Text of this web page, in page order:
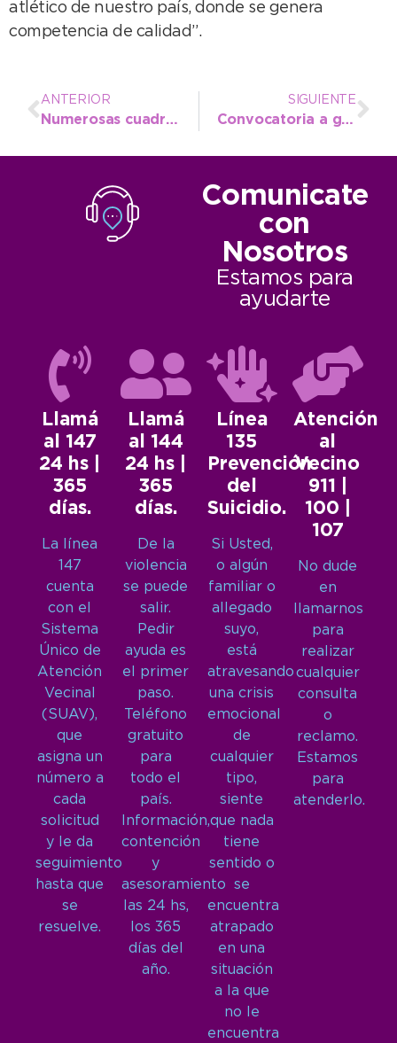
atlético de nuestro país, donde se genera
competencia de calidad”.
ANTERIOR
Numerosas cuadrillas municipales trabajan a diario para mantener limpia la vía pública
SIGUIENTE
Convocatoria a gastronómicos para participar de los “Jueves de Hamburguesas”
Comunicate
con
Nosotros
Estamos para
ayudarte
Llamá
al 147
24 hs |
365
días.
La línea
147
cuenta
con el
Sistema
Único de
Atención
Vecinal
(SUAV),
que
asigna un
número a
cada
solicitud
y le da
seguimiento
hasta que
se
resuelve.
Llamá
al 144
24 hs |
365
días.
De la
violencia
se puede
salir.
Pedir
ayuda es
el primer
paso.
Teléfono
gratuito
para
todo el
país.
Información,
contención
y
asesoramiento
las 24 hs,
los 365
días del
año.
Línea
135
Prevención
del
Suicidio.
Si Usted,
o algún
familiar o
allegado
suyo,
está
atravesando
una crisis
emocional
de
cualquier
tipo,
siente
que nada
tiene
sentido o
se
encuentra
atrapado
en una
situación
a la que
no le
encuentra
Atención
al
Vecino
911 |
100 |
107
No dude
en
llamarnos
para
realizar
cualquier
consulta
o
reclamo.
Estamos
para
atenderlo.